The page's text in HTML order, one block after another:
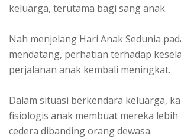
keluarga, terutama bagi sang anak.
Nah menjelang Hari Anak Sedunia
mendatang, perhatian terhadap
perjalanan anak kembali meningkat.
Dalam situasi berkendara keluarga,
fisiologis anak membuat mereka
cedera dibanding orang dewasa.